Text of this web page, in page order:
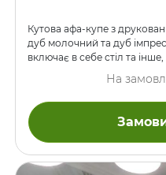
Кутова афа-купе з
дуб молочний та дуб
включає в себе стіл та
Дитячі та молодіжні
На